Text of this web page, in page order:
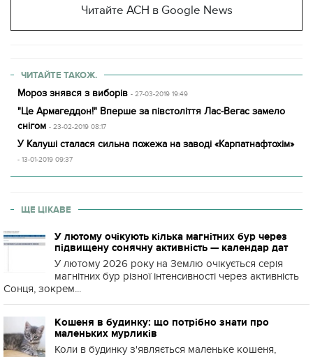
Читайте АСН в Google News
ЧИТАЙТЕ ТАКОЖ.
Мороз знявся з виборів - 27-03-2019 19:49
"Це Армагеддон!" Вперше за півстоліття Лас-Вегас замело
снігом - 23-02-2019 08:17
У Калуші сталася сильна пожежа на заводі «Карпатнафтохім»
- 13-01-2019 09:37
ЩЕ ЦІКАВЕ
У лютому очікують кілька магнітних бур через
підвищену сонячну активність — календар дат
У лютому 2026 року на Землю очікується серія
магнітних бур різної інтенсивності через активність
Сонця, зокрем...
Кошеня в будинку: що потрібно знати про
маленьких мурликів
Коли в будинку з'являється маленьке кошеня,